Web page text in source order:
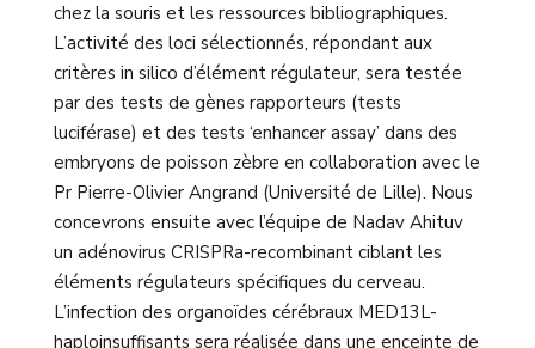
chez la souris et les ressources bibliographiques.
L’activité des loci sélectionnés, répondant aux
critères in silico d’élément régulateur, sera testée
par des tests de gènes rapporteurs (tests
luciférase) et des tests ‘enhancer assay’ dans des
embryons de poisson zèbre en collaboration avec le
Pr Pierre-Olivier Angrand (Université de Lille). Nous
concevrons ensuite avec l’équipe de Nadav Ahituv
un adénovirus CRISPRa-recombinant ciblant les
éléments régulateurs spécifiques du cerveau.
L’infection des organoïdes cérébraux MED13L-
haploinsuffisants sera réalisée dans une enceinte de